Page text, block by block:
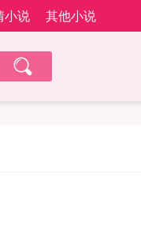
小说 其他小说